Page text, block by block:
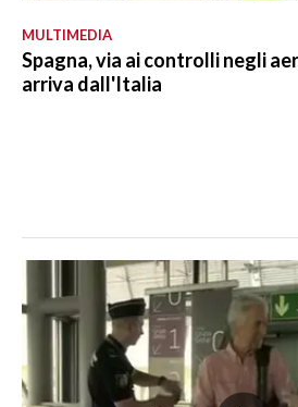
MULTIMEDIA
Spagna, via ai controlli negli
arriva dall'Italia